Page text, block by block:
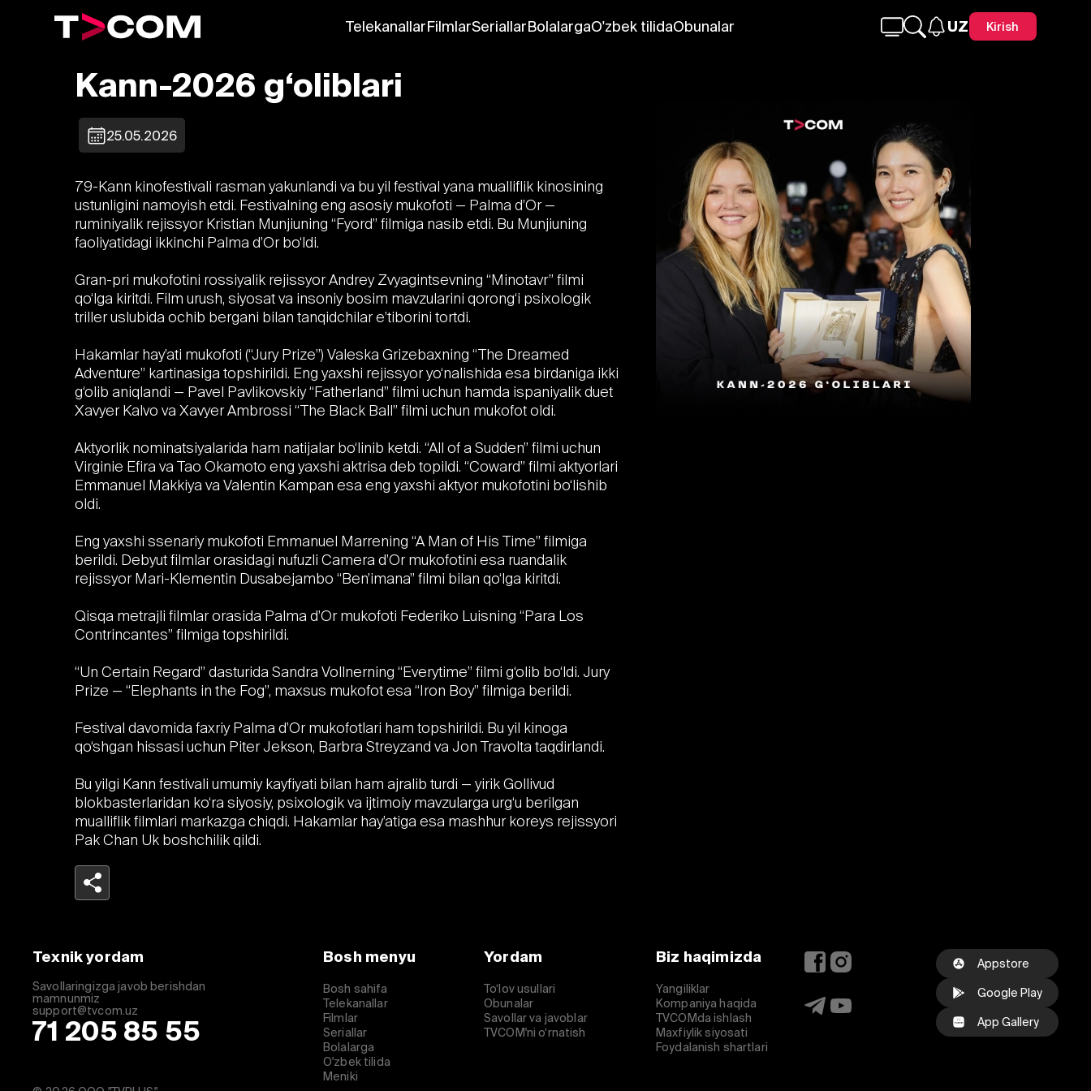
TelekanallarFilmlarSeriallarBolalargaO'zbek tilidaObunalar UZ Kirish
Kann-2026 g‘oliblari
25.05.2026
79-Kann kinofestivali rasman yakunlandi va bu yil festival yana mualliflik kinosining
ustunligini namoyish etdi. Festivalning eng asosiy mukofoti — Palma d’Or —
ruminiyalik rejissyor Kristian Munjiuning “Fyord” filmiga nasib etdi. Bu Munjiuning
faoliyatidagi ikkinchi Palma d’Or bo‘ldi.
Gran-pri mukofotini rossiyalik rejissyor Andrey Zvyagintsevning “Minotavr” filmi
qo‘lga kiritdi. Film urush, siyosat va insoniy bosim mavzularini qorong‘i psixologik
triller uslubida ochib bergani bilan tanqidchilar e’tiborini tortdi.
Hakamlar hay’ati mukofoti (“Jury Prize”) Valeska Grizebaxning “The Dreamed
Adventure” kartinasiga topshirildi. Eng yaxshi rejissyor yo‘nalishida esa birdaniga ikki
g‘olib aniqlandi — Pavel Pavlikovskiy “Fatherland” filmi uchun hamda ispaniyalik duet
Xavyer Kalvo va Xavyer Ambrossi “The Black Ball” filmi uchun mukofot oldi.
Aktyorlik nominatsiyalarida ham natijalar bo‘linib ketdi. “All of a Sudden” filmi uchun
Virginie Efira va Tao Okamoto eng yaxshi aktrisa deb topildi. “Coward” filmi aktyorlari
Emmanuel Makkiya va Valentin Kampan esa eng yaxshi aktyor mukofotini bo‘lishib
oldi.
Eng yaxshi ssenariy mukofoti Emmanuel Marrening “A Man of His Time” filmiga
berildi. Debyut filmlar orasidagi nufuzli Camera d’Or mukofotini esa ruandalik
rejissyor Mari-Klementin Dusabejambo “Ben’imana” filmi bilan qo‘lga kiritdi.
Qisqa metrajli filmlar orasida Palma d’Or mukofoti Federiko Luisning “Para Los
Contrincantes” filmiga topshirildi.
“Un Certain Regard” dasturida Sandra Vollnerning “Everytime” filmi g‘olib bo‘ldi. Jury
Prize — “Elephants in the Fog”, maxsus mukofot esa “Iron Boy” filmiga berildi.
Festival davomida faxriy Palma d’Or mukofotlari ham topshirildi. Bu yil kinoga
qo‘shgan hissasi uchun Piter Jekson, Barbra Streyzand va Jon Travolta taqdirlandi.
Bu yilgi Kann festivali umumiy kayfiyati bilan ham ajralib turdi — yirik Gollivud
blokbasterlaridan ko‘ra siyosiy, psixologik va ijtimoiy mavzularga urg‘u berilgan
mualliflik filmlari markazga chiqdi. Hakamlar hay’atiga esa mashhur koreys rejissyori
Pak Chan Uk boshchilik qildi.
Texnik yordam
Savollaringizga javob berishdan
mamnunmiz
support@tvcom.uz
71 205 85 55
Bosh menyu
Bosh sahifa
Telekanallar
Filmlar
Seriallar
Bolalarga
O'zbek tilida
Meniki
Yordam
To‘lov usullari
Obunalar
Savollar va javoblar
TVCOM'ni o‘rnatish
Biz haqimizda
Yangiliklar
Kompaniya haqida
TVCOMda ishlash
Maxfiylik siyosati
Foydalanish shartlari
Appstore
Google Play
App Gallery